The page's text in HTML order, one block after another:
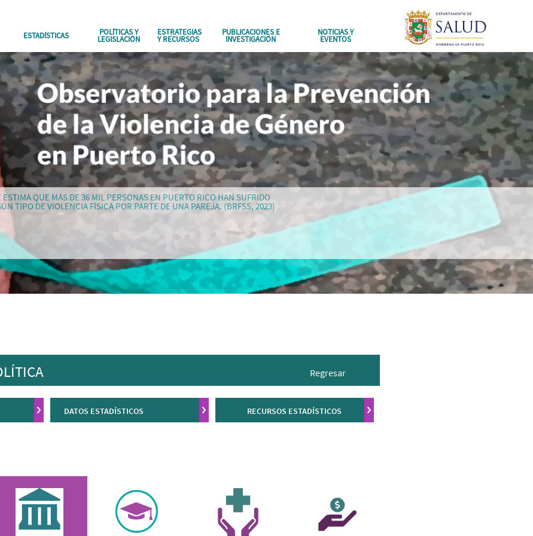
ESTADÍSTICAS POLÍTICAS Y
LEGISLACIÓN
ESTRATEGIAS
Y RECURSOS
PUBLICACIONES E
INVESTIGACIÓN
NOTICIAS Y
EVENTOS
ESTIMA QUE MÁS DE 36 MIL PERSONAS EN PUERTO RICO HAN SUFRIDO
TIPO DE VIOLENCIA FÍSICA POR PARTE DE UNA PAREJA. (BRFSS, 2023)
Regresar
DATOS ESTADÍSTICOS RECURSOS ESTADÍSTICOS